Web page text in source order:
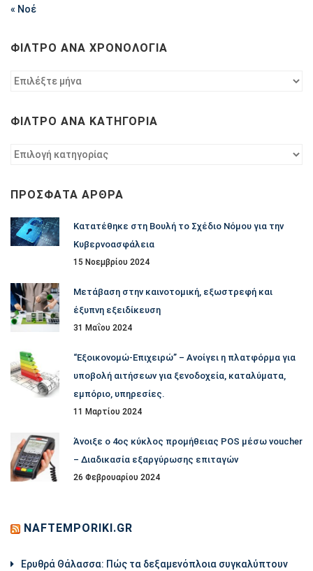
« Νοέ
ΦΊΛΤΡΟ ΑΝΆ ΧΡΟΝΟΛΟΓΊΑ
Φίλτρο
ΦΊΛΤΡΟ ΑΝΆ ΚΑΤΗΓΟΡΊΑ
Φίλτρο
ΠΡΌΣΦΑΤΑ ΆΡΘΡΑ
Κατατέθηκε στη Βουλή το Σχέδιο Νόμου για την
Κυβερνοασφάλεια
15 Νοεμβρίου 2024
Μετάβαση στην καινοτομική, εξωστρεφή και
έξυπνη εξειδίκευση
31 Μαΐου 2024
“Εξοικονομώ-Επιχειρώ” – Ανοίγει η πλατφόρμα για
υποβολή αιτήσεων για ξενοδοχεία, καταλύματα,
εμπόριο, υπηρεσίες.
11 Μαρτίου 2024
Άνοιξε ο 4ος κύκλος προμήθειας POS μέσω voucher
– Διαδικασία εξαργύρωσης επιταγών
26 Φεβρουαρίου 2024
NAFTEMPORIKI.GR
Ερυθρά Θάλασσα: Πώς τα δεξαμενόπλοια συγκαλύπτουν